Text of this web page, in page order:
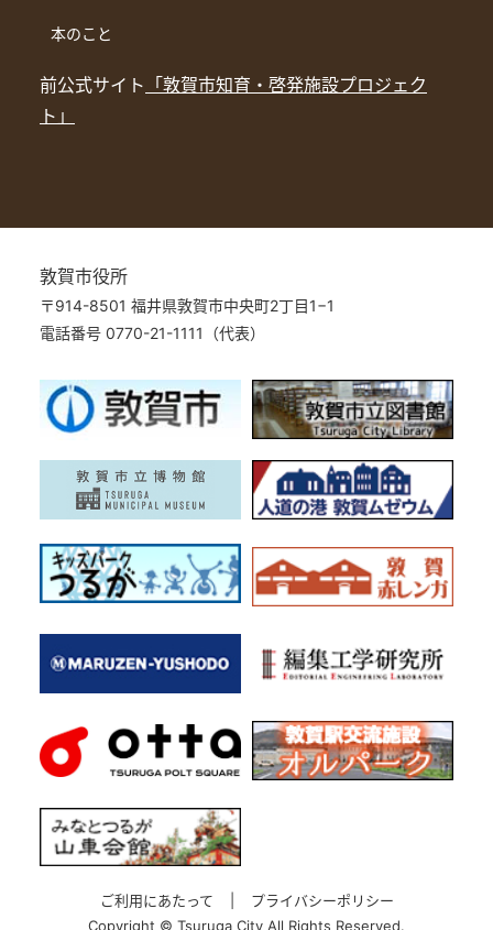
本のこと
前公式サイト 「敦賀市知育・啓発施設プロジェク
ト」
敦賀市役所
〒914-8501 福井県敦賀市中央町2丁目1−1
電話番号 0770-21-1111（代表）
ご利用にあたって
プライバシーポリシー
Copyright © Tsuruga City All Rights Reserved.